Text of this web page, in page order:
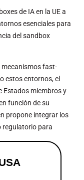
de IA en la UE a
esenciales para
del sandbox
mecanismos fast-
estos entornos, el
Estados miembros y
función de su
propone integrar los
regulatorio para